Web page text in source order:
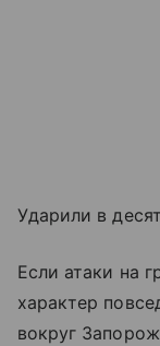
Ударили в
Если атаки на
характер
вокруг